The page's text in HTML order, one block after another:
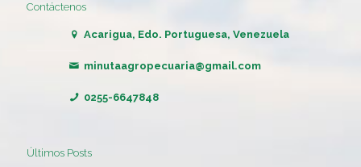
Contáctenos
Acarigua, Edo. Portuguesa, Venezuela
minutaagropecuaria@gmail.com
0255-6647848
Últimos Posts